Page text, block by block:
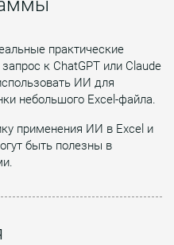
практические
к ChatGPT или Claude
ИИ для
небольшого Excel-файла.
применения ИИ в Excel и
быть полезны в